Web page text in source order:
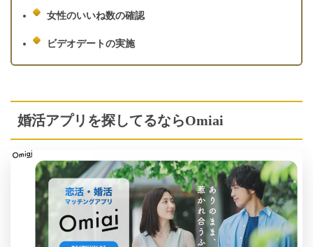
女性のいいね数の確認
ビデオデートの実施
婚活アプリを探してるならOmiai